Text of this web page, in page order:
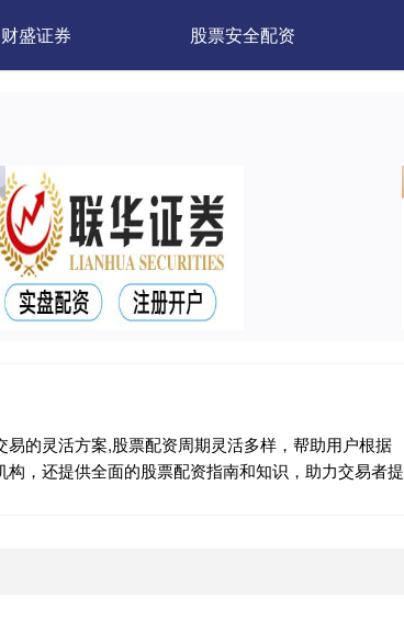
财盛证券 股票安全配资
的灵活方案,股票配资周期灵活多样，帮助用户根据
，还提供全面的股票配资指南和知识，助力交易者提